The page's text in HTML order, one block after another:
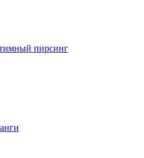
пирсинг